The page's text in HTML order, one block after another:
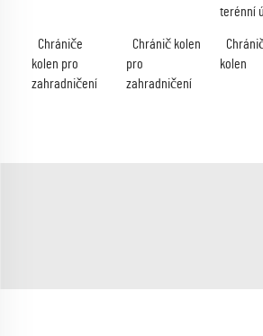
terénní
Chrániče
kolen pro
zahradničení
Chránič kolen
pro
zahradničení
kolen